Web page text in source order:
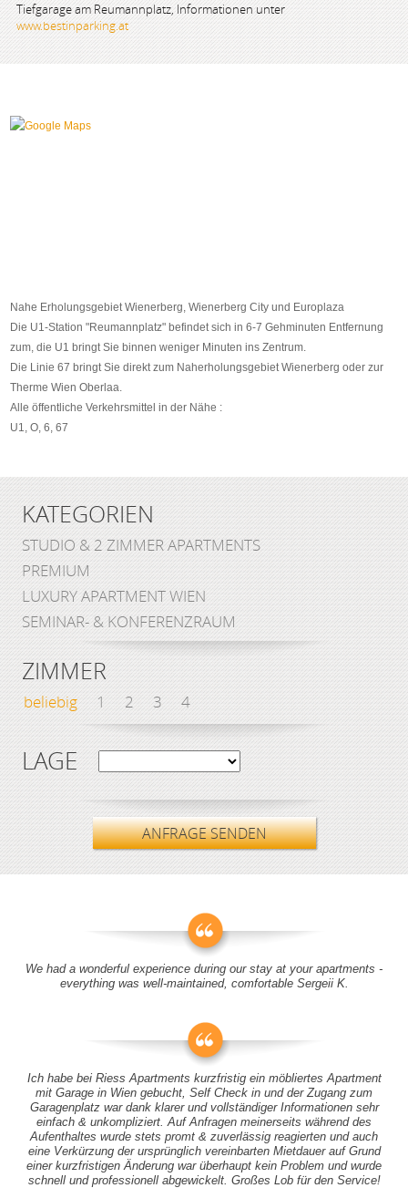
Tiefgarage am Reumannplatz, Informationen unter
www.bestinparking.at
Nahe Erholungsgebiet Wienerberg, Wienerberg City und Europlaza
Die U1-Station "Reumannplatz" befindet sich in 6-7 Gehminuten Entfernung
zum, die U1 bringt Sie binnen weniger Minuten ins Zentrum.
Die Linie 67 bringt Sie direkt zum Naherholungsgebiet Wienerberg oder zur
Therme Wien Oberlaa.
Alle öffentliche Verkehrsmittel in der Nähe :
U1, O, 6, 67
KATEGORIEN
STUDIO & 2 ZIMMER APARTMENTS
PREMIUM
LUXURY APARTMENT WIEN
SEMINAR- & KONFERENZRAUM
ZIMMER
beliebig 1 2 3 4
LAGE
ANFRAGE SENDEN
We had a wonderful experience during our stay at your apartments -
everything was well-maintained, comfortable Sergeii K.
Ich habe bei Riess Apartments kurzfristig ein möbliertes Apartment
mit Garage in Wien gebucht, Self Check in und der Zugang zum
Garagenplatz war dank klarer und vollständiger Informationen sehr
einfach & unkompliziert. Auf Anfragen meinerseits während des
Aufenthaltes wurde stets promt & zuverlässig reagierten und auch
eine Verkürzung der ursprünglich vereinbarten Mietdauer auf Grund
einer kurzfristigen Änderung war überhaupt kein Problem und wurde
schnell und professionell abgewickelt. Großes Lob für den Service!